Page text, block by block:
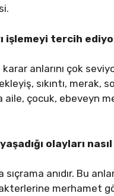
işlemeyi tercih
anlarını çok
sıkıntı, merak,
aile, çocuk, ebeveyn
olayları
sıçrama anıdır. Bu
merhamet